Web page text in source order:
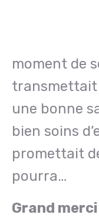
moment de
transmettait
une bonne
bien soins
promettait
pourra…
Grand